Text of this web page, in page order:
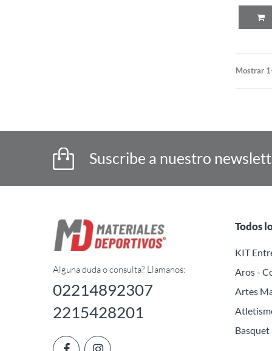
Mostrar
Suscribe a nuestro
Alguna duda o consulta? Llamanos:
02214892307
2215428201
Todos
KIT
Aros -
Artes
Basquet